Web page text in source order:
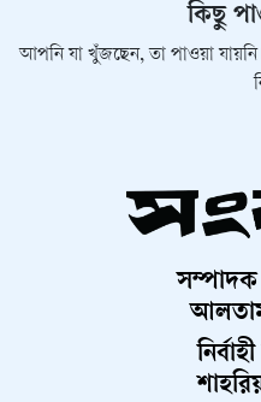
কিছু
আপনি যা খুঁজছেন, তা পাওয়া